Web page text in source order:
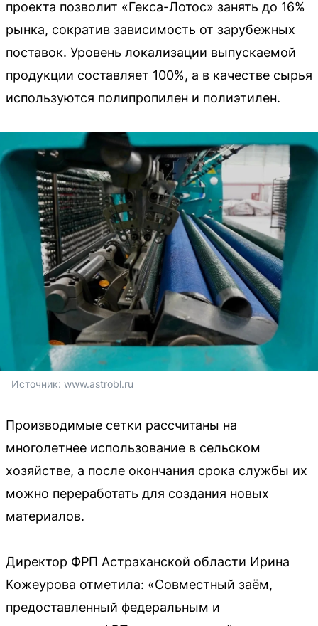
проекта позволит «Гекса-Лотос» занять до 16%
рынка, сократив зависимость от зарубежных
поставок. Уровень локализации выпускаемой
продукции составляет 100%, а в качестве сырья
используются полипропилен и полиэтилен.
Источник: www.astrobl.ru
Производимые сетки рассчитаны на
многолетнее использование в сельском
хозяйстве, а после окончания срока службы их
можно переработать для создания новых
материалов.
Директор ФРП Астраханской области Ирина
Кожеурова отметила: «Совместный заём,
предоставленный федеральным и